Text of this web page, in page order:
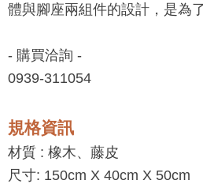
體與腳座兩組件的設計，是為
- 購買洽詢 -
0939-311054
規格資訊
材質 : 橡木、藤皮
尺寸: 150cm X 40cm X 50cm